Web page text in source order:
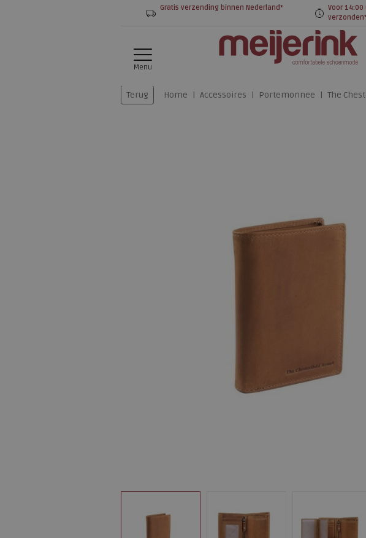
Gratis verzending binnen Nederland*
Voor
verzonden*
Menu
Terug Home Accessoires Portemonnee The